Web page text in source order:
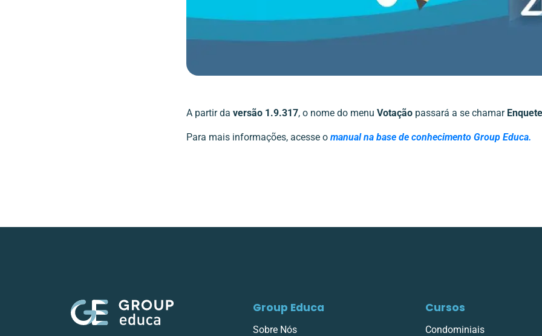
A partir da versão 1.9.317, o nome do menu Votação passará a se chamar
Para mais informações, acesse o manual na base de conhecimento Group Educa.
Group Educa
Sobre Nós
Cursos
Condominiais